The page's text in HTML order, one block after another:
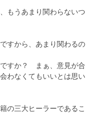
もうあまり関わらないつ
すから、あまり関わるの
ですか？ まぁ、意見が合
わなくてもいいとは思い
の三大ヒーラーであるこ